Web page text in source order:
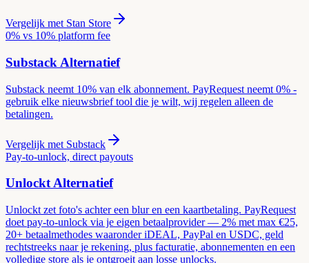
Vergelijk met Stan Store
0% vs 10% platform fee
Substack Alternatief
Substack neemt 10% van elk abonnement. PayRequest neemt 0% -
gebruik elke nieuwsbrief tool die je wilt, wij regelen alleen de
betalingen.
Vergelijk met Substack
Pay-to-unlock, direct payouts
UnlocktAlternatief
Unlockt zet foto's achter een blur en een kaartbetaling. PayRequest
doet pay-to-unlock via je eigen betaalprovider — 2% met max €25,
20+ betaalmethodes waaronder iDEAL, PayPal en USDC, geld
rechtstreeks naar je rekening, plus facturatie, abonnementen en een
volledige store als je ontgroeit aan losse unlocks.